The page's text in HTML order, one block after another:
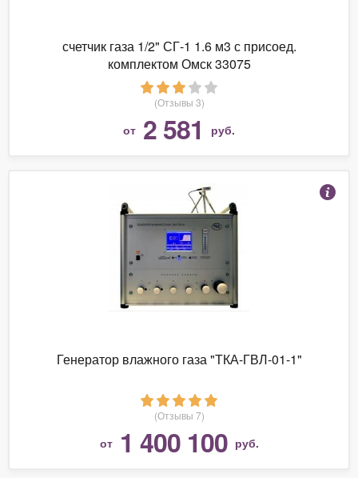
счетчик газа 1/2" СГ-1 1.6 м3 с присоед.
комплектом Омск 33075
(Отзывы 3)
от 2 581 руб.
Генератор влажного газа "ТКА-ГВЛ-01-1"
(Отзывы 7)
от 1 400 100 руб.